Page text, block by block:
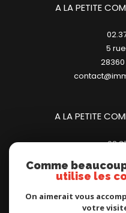
A LA PETITE
A LA PETITE
5
28360
Comme
utilise les
On aimerait vous
votre